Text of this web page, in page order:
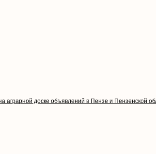
аграрной доске объявлений в Пензе и Пензенской